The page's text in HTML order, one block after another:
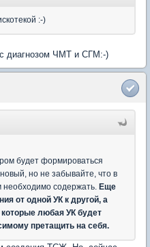
:-)
с диагнозом ЧМТ и СГМ:-)
будет формироваться
но не забывайте, что в
содержать. Еще
от одной УК к другой, а
любая УК будет
претащить на себя.